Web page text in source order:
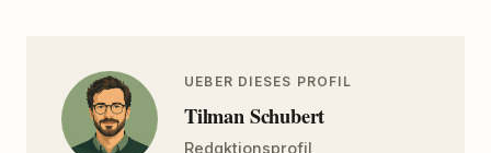
UEBER DIESES PROFIL
Tilman Schubert
Redaktionsprofil